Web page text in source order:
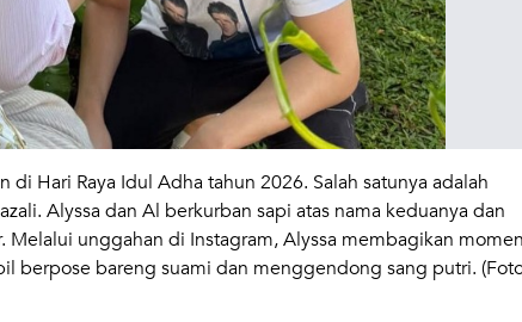
di Hari Raya Idul Adha tahun 2026. Salah satunya adalah
Alyssa dan Al berkurban sapi atas nama keduanya dan
Melalui unggahan di Instagram, Alyssa membagikan momen
berpose bareng suami dan menggendong sang putri.